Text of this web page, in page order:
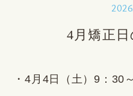
4月矯正
・4月4日（土）9：30